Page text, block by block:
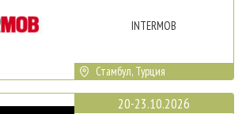
INTERMOB
Стамбул, Турция
20-23.10.2026